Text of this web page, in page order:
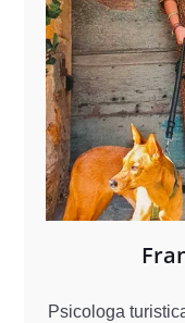
Psicologa